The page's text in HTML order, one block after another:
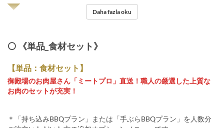
◥◤
Daha fazla oku
⚪️ 《単品_食材セット》
【単品：食材セット】
御殿場のお肉屋さん「ミートプロ」直送！職人の厳選した上質な
お肉のセットが充実！
＊「持ち込みBBQプラン」または「手ぶらBBQプラン」を人数分